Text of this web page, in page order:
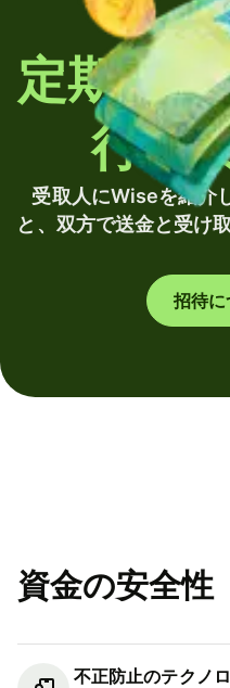
定期的
行い
受取人にWiseを紹介
と、双方で送金と受け
招待に
資金の安全性
不正防止のテクノ